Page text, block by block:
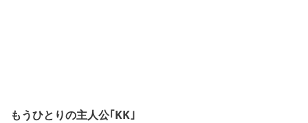
もうひとりの主人公｢KK｣